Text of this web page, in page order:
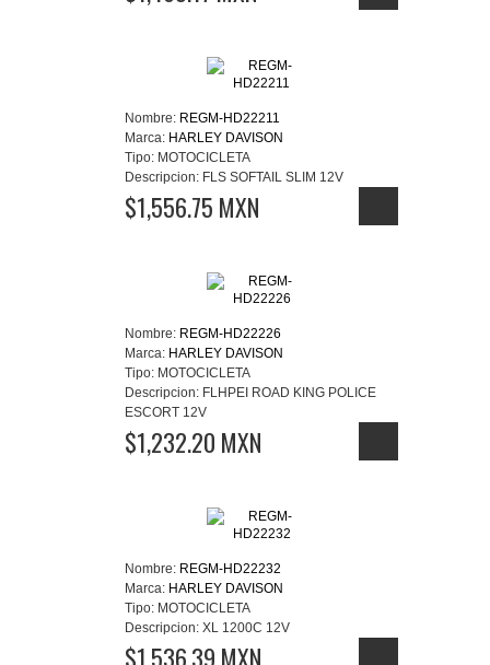
Nombre: REGM-HD22211
Marca: HARLEY DAVISON
Tipo: MOTOCICLETA
Descripcion: FLS SOFTAIL SLIM 12V
$1,556.75 MXN
Nombre: REGM-HD22226
Marca: HARLEY DAVISON
Tipo: MOTOCICLETA
Descripcion: FLHPEI ROAD KING POLICE
ESCORT 12V
$1,232.20 MXN
Nombre: REGM-HD22232
Marca: HARLEY DAVISON
Tipo: MOTOCICLETA
Descripcion: XL 1200C 12V
$1,536.39 MXN